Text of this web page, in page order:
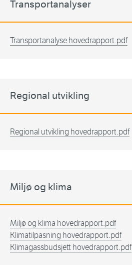
Transportanalyser
Transportanalyse hovedrapport.pdf
Regional utvikling
Regional utvikling hovedrapport.pdf
Miljø og klima
Miljø og klima hovedrapport.pdf
Klimatilpasning hovedrapport.pdf
Klimagassbudsjett hovedrapport.pdf